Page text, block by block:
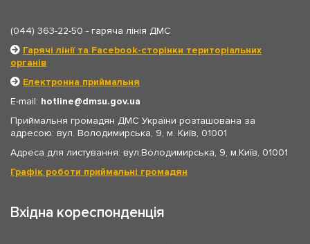
(044) 363-22-50 - гаряча лінія ДМС
Гарячі лінії та Facebook-сторінки територіальних
органів
Електронна приймальня
E-mail: hotline
dmsu.gov.ua
Приймальня громадян ДМС України розташована за
адресою: вул. Володимирська, 9, м. Київ, 01001
Адреса для листування: вул.Володимирська, 9, м.Київ, 01001
Графік роботи приймальні громадян
Вхідна кореспонденція